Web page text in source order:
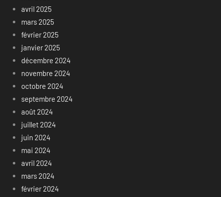
avril 2025
mars 2025
février 2025
janvier 2025
décembre 2024
novembre 2024
octobre 2024
septembre 2024
août 2024
juillet 2024
juin 2024
mai 2024
avril 2024
mars 2024
février 2024